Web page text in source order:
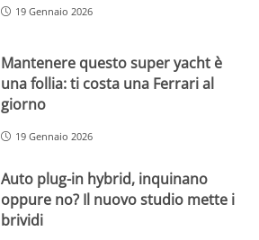
19 Gennaio 2026
Mantenere questo super yacht è
una follia: ti costa una Ferrari al
giorno
19 Gennaio 2026
Auto plug-in hybrid, inquinano
oppure no? Il nuovo studio mette i
brividi